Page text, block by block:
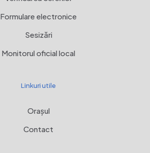
Formulare electronice
Sesizări
Monitorul oficial local
Linkuri utile
Orașul
Contact